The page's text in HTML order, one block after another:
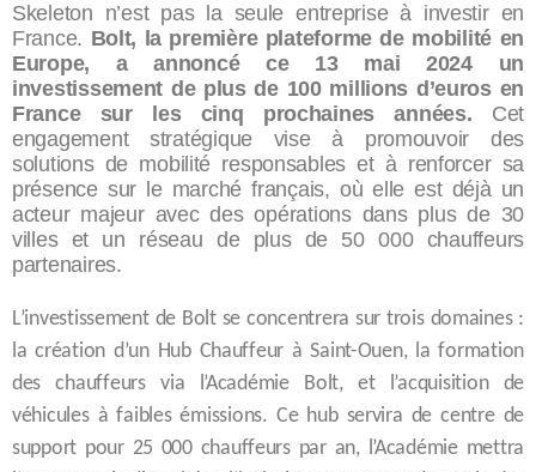
Skeleton n’est pas la seule entreprise à investir en
France. Bolt, la première plateforme de mobilité en
Europe, a annoncé ce 13 mai 2024 un
investissement de plus de 100 millions d’euros en
France sur les cinq prochaines années. Cet
engagement stratégique vise à promouvoir des
solutions de mobilité responsables et à renforcer sa
présence sur le marché français, où elle est déjà un
acteur majeur avec des opérations dans plus de 30
villes et un réseau de plus de 50 000 chauffeurs
partenaires.
L’investissement de Bolt se concentrera sur trois domaines :
la création d’un Hub Chauffeur à Saint-Ouen, la formation
des chauffeurs via l’Académie Bolt, et l’acquisition de
véhicules à faibles émissions. Ce hub servira de centre de
support pour 25 000 chauffeurs par an, l’Académie mettra